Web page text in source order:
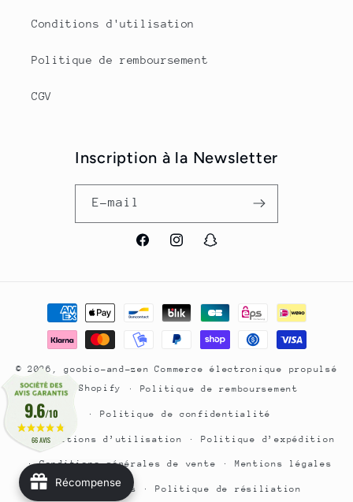
Conditions d'utilisation
Politique de remboursement
CGV
Inscription à la Newsletter
E-mail
FacebookInstagramSnapchat
Moyens
paiement
© 2026,goobio-and-zen
Commerce électronique propulsé
par Shopify
Politique de remboursement
Politique de confidentialité
Conditions d’utilisation Politique d’expédition
Conditions générales de vente Mentions légales
Coordonnées Politique de résiliation
Récompense
9.6/10
66 AVIS